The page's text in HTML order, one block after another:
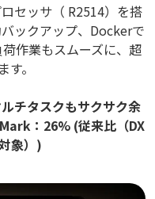
セッサ（ R2514）を搭
ックアップ、Dockerで
作業もスムーズに、超
。
チタスクもサクサク余
：26% (従来比（DX
象）)